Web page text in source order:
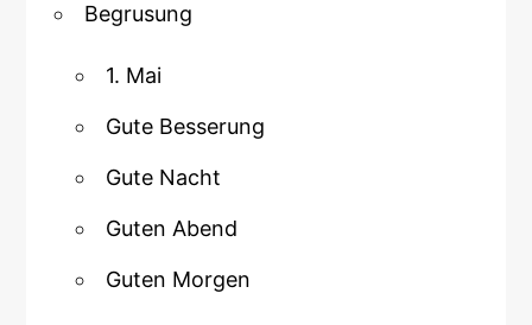
Begrusung
1. Mai
Gute Besserung
Gute Nacht
Guten Abend
Guten Morgen